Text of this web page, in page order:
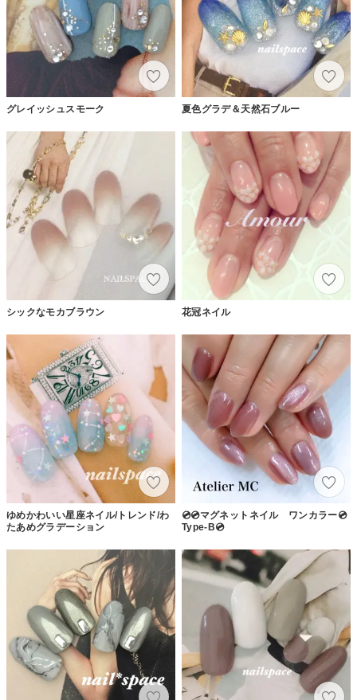
グレイッシュスモーク 夏色グラデ＆天然石ブルー
シックなモカブラウン 花冠ネイル
ゆめかわいい星座ネイル/トレンド/わ
たあめグラデーション
💿💿マグネットネイル ワンカラー💿
Type-B💿